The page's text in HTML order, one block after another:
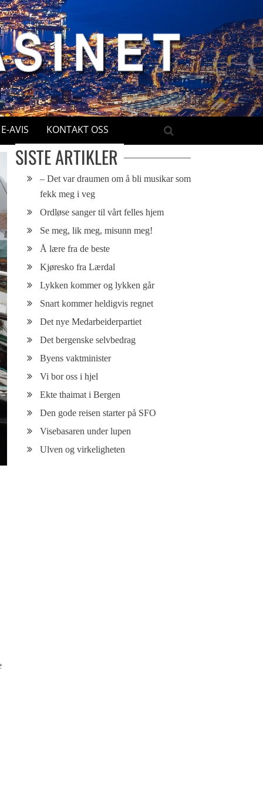
E-AVIS KONTAKT OSS
SISTE ARTIKLER
– Det var draumen om å bli musikar som
fekk meg i veg
Ordløse sanger til vårt felles hjem
Se meg, lik meg, misunn meg!
Å lære fra de beste
Kjøresko fra Lærdal
Lykken kommer og lykken går
Snart kommer heldigvis regnet
Det nye Medarbeiderpartiet
Det bergenske selvbedrag
Byens vaktminister
Vi bor oss i hjel
Ekte thaimat i Bergen
Den gode reisen starter på SFO
Visebasaren under lupen
Ulven og virkeligheten